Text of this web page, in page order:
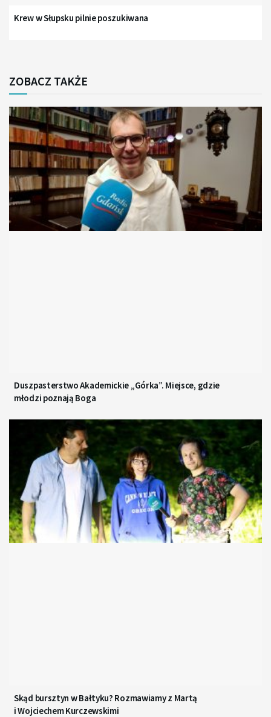
Krew w Słupsku pilnie poszukiwana
ZOBACZ TAKŻE
Duszpasterstwo Akademickie „Górka”. Miejsce, gdzie
młodzi poznają Boga
Skąd bursztyn w Bałtyku? Rozmawiamy z Martą
i Wojciechem Kurczewskimi